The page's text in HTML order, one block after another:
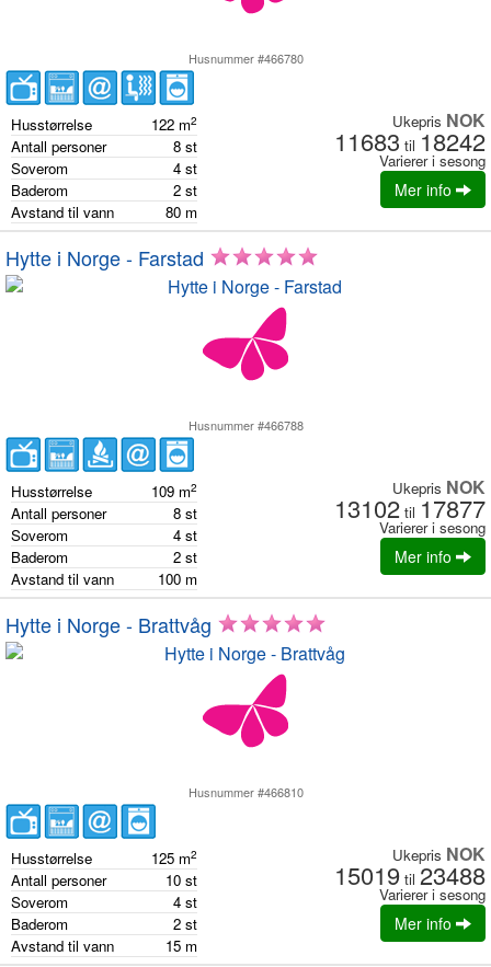
Husnummer #466780
Husstørrelse 122 m2
Antall personer 8 st
Soverom
4 st
Baderom
2 st
Avstand til vann
80 m
Ukepris NOK
11683 til 18242
Varierer i sesong
Mer info
Hytte i Norge - Farstad
Husnummer #466788
Husstørrelse 109 m2
Antall personer 8 st
Soverom
4 st
Baderom
2 st
Avstand til vann
100 m
Ukepris NOK
13102 til 17877
Varierer i sesong
Mer info
Hytte i Norge - Brattvåg
Husnummer #466810
Husstørrelse 125 m2
Antall personer 10 st
Soverom
4 st
Baderom
2 st
Avstand til vann
15 m
Ukepris NOK
15019 til 23488
Varierer i sesong
Mer info